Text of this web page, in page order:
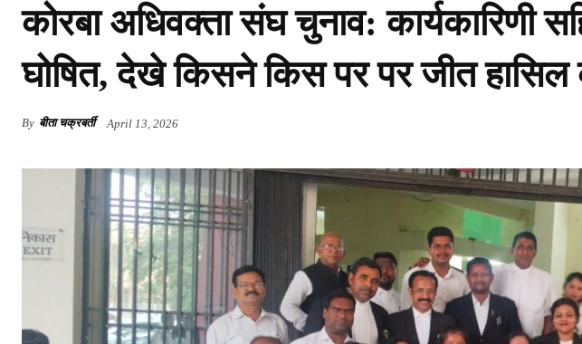
कोरबा अधिवक्ता संघ चुनाव: कार्यकारिणी
घोषित, देखे किसने किस पर पर जीत हासिल
By बीता चक्रबर्ती April 13, 2026